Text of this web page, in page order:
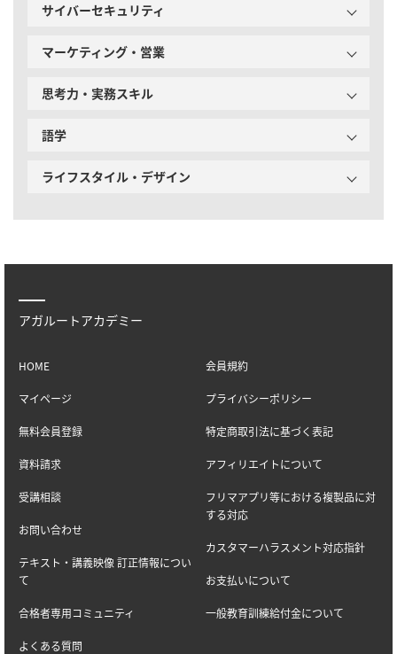
サイバーセキュリティ
マーケティング・営業
思考力・実務スキル
語学
ライフスタイル・デザイン
アガルートアカデミー
HOME
マイページ
無料会員登録
資料請求
受講相談
お問い合わせ
テキスト・講義映像 訂正情報につい
て
合格者専用コミュニティ
よくある質問
会員規約
プライバシーポリシー
特定商取引法に基づく表記
アフィリエイトについて
フリマアプリ等における複製品に対
する対応
カスタマーハラスメント対応指針
お支払いについて
一般教育訓練給付金について